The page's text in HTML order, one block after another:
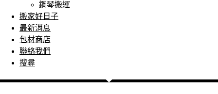
鋼琴搬運
搬家好日子
最新消息
包材商店
聯絡我們
搜尋